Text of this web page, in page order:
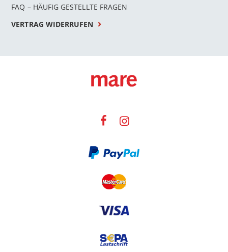
FAQ – HÄUFIG GESTELLTE FRAGEN
VERTRAG WIDERRUFEN